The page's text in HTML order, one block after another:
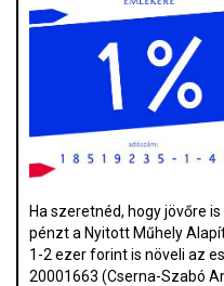
Ha szeretnéd, hogy jövőre
pénzt a Nyitott Műhely
1-2 ezer forint is növeli az
20001663 (Cserna-Szabó